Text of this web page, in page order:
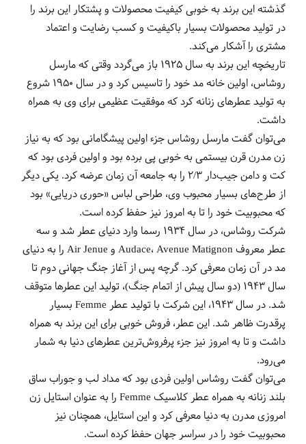
گذشته این برند به خوبی کیفیت محصولات و پشتکار این برند را
در تولید محصولات بسیار باکیفیت و کسب رضایت و اعتماد
مشتری را آشکار می‌کند.
تاریخچه این برند به سال 1925 باز می‌گردد وقتی که مارسل
روشاس، اولین خانه مد خود را تاسیس کرد و در سال 1950 شروع
به تولید عطرهای زنانه کرد که موفقیت عظیمی برای وی به همراه
داشت.
می‌توان گفت مارسل روشاس جزء اولین پیشگامانی بود که به نیاز
زن مدرن قرن بیستمی به خوبی پی برده بود و اولین فردی بود که
کت‌ و دامن جیب‌دار 2/3 را به جامعه آن زمان عرضه کرد. یکی دیگر
از طرح‌های بسیار محبوب وی، طراحی لباس «حوری دریایی» بود
که محبوبیت خود را تا به امروز نیز حفظ کرده است.
شرکت روشاس، در سال 1934 رسما وارد دنیای عطر شد و سه
عطر معروف Audace، Avenue Matignon و Air Jenue را به دنیای
مد در آن زمان معرفی کرد. گرچه پس از آغاز جنگ جهانی دوم تا
سال 1943 (دو سال پیش از اتمام جنگ)، تولید این عطرها متوقف
شد. در سال 1943، این شرکت با تولید عطر Femme بسیار
پرقدرت ظاهر شد. این عطر، فروش خوبی برای این برند به همراه
داشت و تا به امروز نیز جزء پرفروش‌ترین عطرهای دنیا به شمار
می‌رود.
می‌توان گفت روشاس اولین فردی بود که مداد لب و جوراب ساق
بلند زنانه به همراه عطر کلاسیک Femme را به عنوان استایل زن
امروزی مدرن به دنیا معرفی کرد و این استایل، همچنان نیز
محبوبیت خود را در سراسر جهان حفظ کرده است.